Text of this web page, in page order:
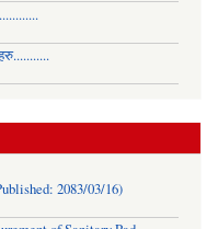
2083/03/16)